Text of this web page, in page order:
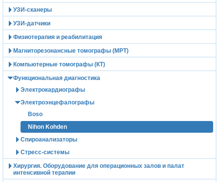
УЗИ-сканеры
УЗИ-датчики
Физиотерапия и реабилитация
Магниторезонансные томографы (МРТ)
Компьютерные томографы (КТ)
Функциональная диагностика
Электрокардиографы
Электроэнцефалографы
Boso
Nihon Kohden
Спироанализаторы
Стресс-системы
Хирургия. Оборудование для операционных залов и палат
интенсивной терапии